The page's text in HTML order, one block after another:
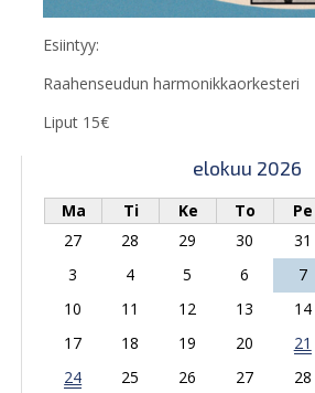
Esiintyy:
Raahenseudun harmonikkaorkesteri
Liput 15€
elokuu 2026
Ma Ti Ke To Pe
27
28 29 30 31
3
4 5 6 7
10
11 12 13 14
17
18 19 20 21
24
25 26 27 28